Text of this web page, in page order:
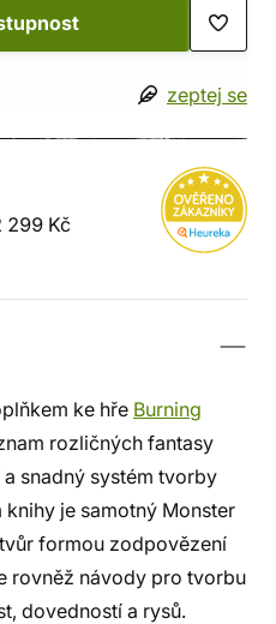
zeptej se
299 Kč
ke hře Burning
rozličných fantasy
snadný systém tvorby
je samotný Monster
formou zodpovězení
rovněž návody pro tvorbu
dovedností a rysů.